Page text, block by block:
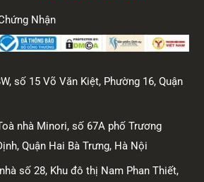
Nhận
số 15 Võ Văn Kiệt, Phường 16, Quận
nhà Minori, số 67A phố Trương
Quận Hai Bà Trưng, Hà Nội
số 28, Khu đô thị Nam Phan Thiết,